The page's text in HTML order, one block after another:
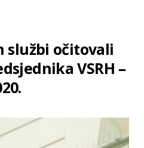
službi očitovali
VSRH –